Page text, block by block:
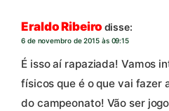
Eraldo Ribeiro disse:
6 de novembro de 2015 às 09:15
É isso aí rapaziada! Vamos
físicos que é o que vai fazer
do campeonato! Vão ser